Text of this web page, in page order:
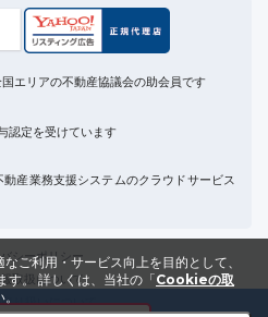
エリアの不動産協議会の助会員です
認定を受けています
産業務支援システムのクラウドサービス
シーポリシー
取扱について
り扱いについて
ご利用・サービス向上を目的として、
す。 詳しくは、当社の「 Cookieの取